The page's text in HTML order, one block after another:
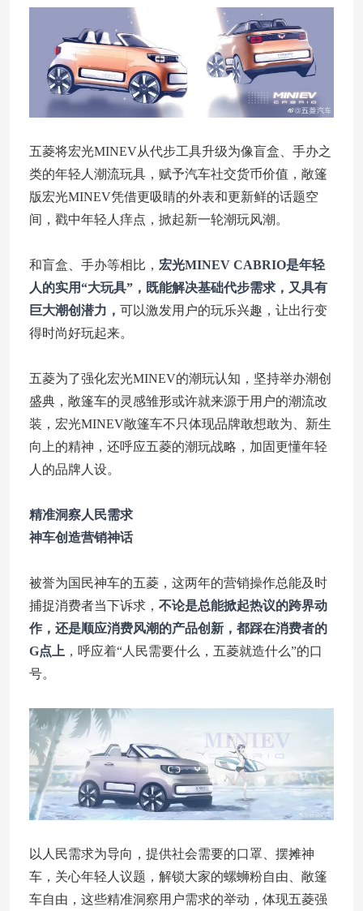
五菱将宏光MINEV从代步工具升级为像盲盒、手办之
类的年轻人潮流玩具，赋予汽车社交货币价值，敞篷
版宏光MINEV凭借更吸睛的外表和更新鲜的话题空
间，戳中年轻人痒点，掀起新一轮潮玩风潮。
和盲盒、手办等相比， 宏光MINEV CABRIO是年轻
人的实用“大玩具”，既能解决基础代步需求，又具有
巨大潮创潜力， 可以激发用户的玩乐兴趣，让出行变
得时尚好玩起来。
五菱为了强化宏光MINEV的潮玩认知，坚持举办潮创
盛典，敞篷车的灵感雏形或许就来源于用户的潮流改
装，宏光MINEV敞篷车不只体现品牌敢想敢为、新生
向上的精神，还呼应五菱的潮玩战略，加固更懂年轻
人的品牌人设。
精准洞察人民需求
神车创造营销神话
被誉为国民神车的五菱，这两年的营销操作总能及时
捕捉消费者当下诉求， 不论是总能掀起热议的跨界动
作，还是顺应消费风潮的产品创新，都踩在消费者的
G点上 ，呼应着“人民需要什么，五菱就造什么”的口
号。
以人民需求为导向，提供社会需要的口罩、摆摊神
车，关心年轻人议题，解锁大家的螺蛳粉自由、敞篷
车自由，这些精准洞察用户需求的举动，体现五菱强